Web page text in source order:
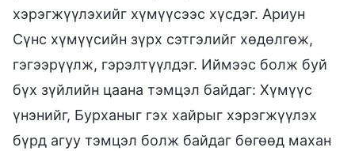
хэрэгжүүлэхийг хүмүүсээс хүсдэг. Ариун
Сүнс хүмүүсийн зүрх сэтгэлийг хөдөлгөж,
гэгээрүүлж, гэрэлтүүлдэг. Иймээс болж буй
бүх зүйлийн цаана тэмцэл байдаг: Хүмүүс
үнэнийг, Бурханыг гэх хайрыг хэрэгжүүлэх
бүрд агуу тэмцэл болж байдаг бөгөөд махан